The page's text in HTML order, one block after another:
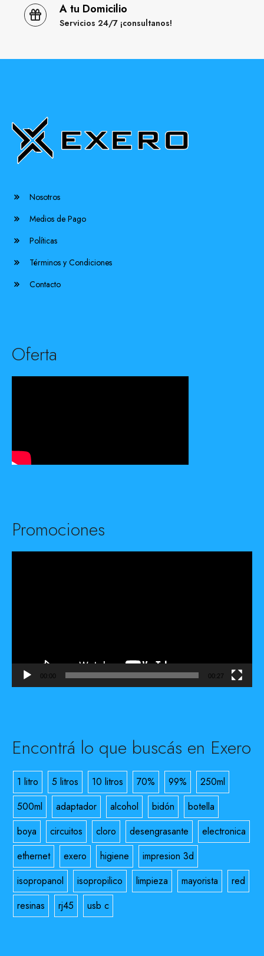
A tu Domicilio
Servicios 24/7 ¡consultanos!
Nosotros
Medios de Pago
Políticas
Términos y Condiciones
Contacto
Oferta
Promociones
00:00 00:27
Encontrá lo que buscás en Exero
1 litro 5 litros 10 litros 70% 99%
250ml
500ml
adaptador alcohol bidón
botella
boya
circuitos cloro desengrasante
electronica
ethernet
exero higiene
impresion 3d
isopropanol
isopropilico limpieza mayorista
red
resinas
rj45 usb c